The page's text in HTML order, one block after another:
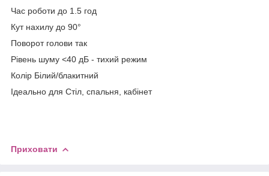
Час роботи до 1.5 год
Кут нахилу до 90°
Поворот голови так
Рівень шуму <40 дБ - тихий режим
Колір Білий/блакитний
Ідеально для Стіл, спальня, кабінет
Приховати